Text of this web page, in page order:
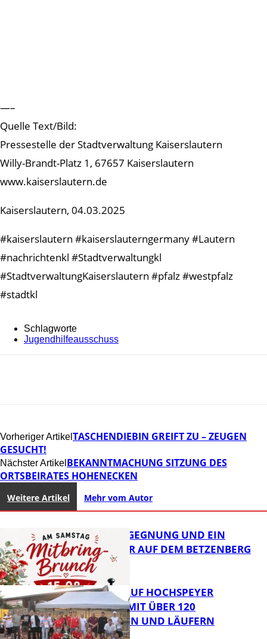
—–
Quelle Text/Bild:
Pressestelle der Stadtverwaltung Kaiserslautern
Willy-Brandt-Platz 1, 67657 Kaiserslautern
www.kaiserslautern.de
Kaiserslautern, 04.03.2025
#kaiserslautern #kaiserslauterngermany #Lautern
#nachrichtenkl #Stadtverwaltungkl
#StadtverwaltungKaiserslautern #pfalz #westpfalz
#stadtkl
Schlagworte
Jugendhilfeausschuss
Vorheriger Artikel TASCHENDIEBIN GREIFT ZU – ZEUGEN
GESUCHT!
Nächster Artikel BEKANNTMACHUNG SITZUNG DES
ORTSBEIRATES HOHENECKEN
Weitere Artikel Mehr vom Autor
FB News
BRUNCH, BEGEGNUNG UND EIN
OFFENES OHR AUF DEM BETZENBERG
31. KERWELAUF HOCHSPEYER
BEGEISTERT MIT ÜBER 120
LÄUFERINNEN UND LÄUFERN